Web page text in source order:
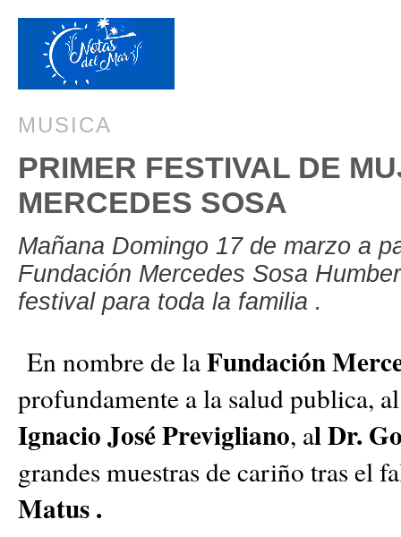
MUSICA
PRIMER FESTIVAL DE
MERCEDES SOSA
Mañana Domingo 17 de marzo a
Fundación Mercedes Sosa
festival para toda la familia .
En nombre de laFundación
profundamente a la salud publica,
Ignacio José Previgliano, al Dr.
grandes muestras de cariño tras el
Matus .